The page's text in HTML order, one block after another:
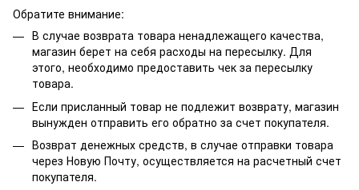
Обратите внимание:
В случае возврата товара ненадлежащего качества,
магазин берет на себя расходы на пересылку. Для
этого, необходимо предоставить чек за пересылку
товара.
Если присланный товар не подлежит возврату, магазин
вынужден отправить его обратно за счет покупателя.
Возврат денежных средств, в случае отправки товара
через Новую Почту, осуществляется на расчетный счет
покупателя.